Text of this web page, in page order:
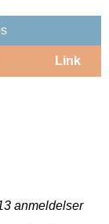
Link
anmeldelser